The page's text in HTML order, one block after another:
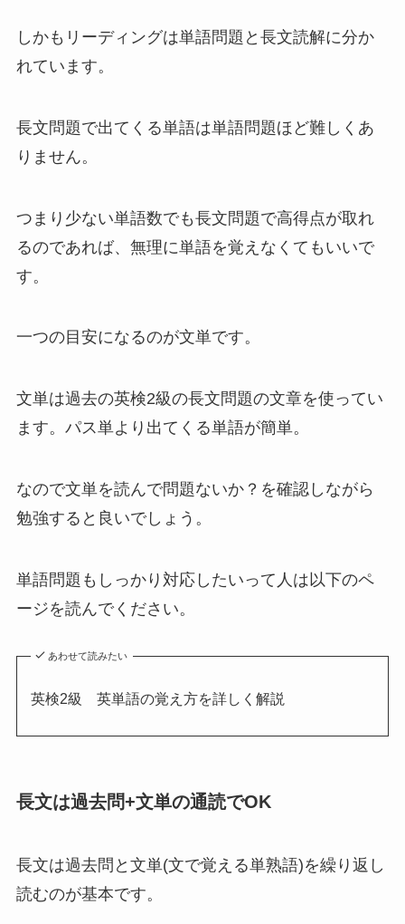
しかもリーディングは単語問題と長文読解に分か
れています。
長文問題で出てくる単語は単語問題ほど難しくあ
りません。
つまり少ない単語数でも長文問題で高得点が取れ
るのであれば、無理に単語を覚えなくてもいいで
す。
一つの目安になるのが文単です。
文単は過去の英検2級の長文問題の文章を使ってい
ます。パス単より出てくる単語が簡単。
なので文単を読んで問題ないか？を確認しながら
勉強すると良いでしょう。
単語問題もしっかり対応したいって人は以下のペ
ージを読んでください。
あわせて読みたい
英検2級 英単語の覚え方を詳しく解説
長文は過去問+文単の通読でOK
長文は過去問と文単(文で覚える単熟語)を繰り返し
読むのが基本です。